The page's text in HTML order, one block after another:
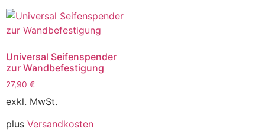
Universal Seifenspender
zur Wandbefestigung
27,90 €
exkl. MwSt.
plus Versandkosten